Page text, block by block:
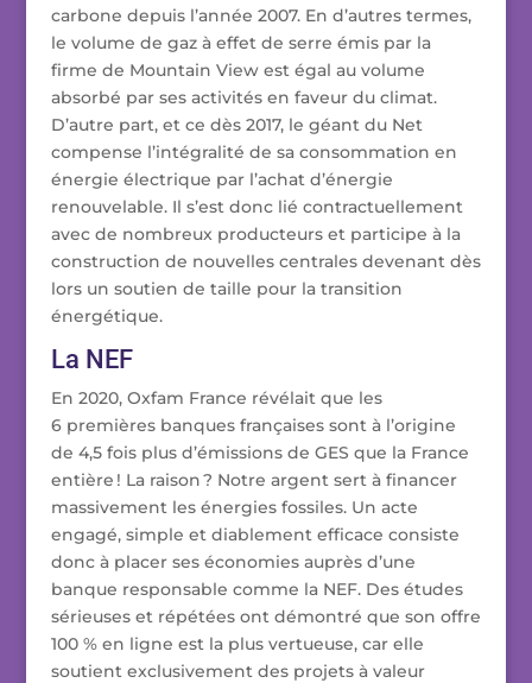
carbone depuis l’année 2007. En d’autres termes,
le volume de gaz à effet de serre émis par la
firme de Mountain View est égal au volume
absorbé par ses activités en faveur du climat.
D’autre part, et ce dès 2017, le géant du Net
compense l’intégralité de sa consommation en
énergie électrique par l’achat d’énergie
renouvelable. Il s’est donc lié contractuellement
avec de nombreux producteurs et participe à la
construction de nouvelles centrales devenant dès
lors un soutien de taille pour la transition
énergétique.
La NEF
En 2020, Oxfam France révélait que les
6 premières banques françaises sont à l’origine
de 4,5 fois plus d’émissions de GES que la France
entière ! La raison ? Notre argent sert à financer
massivement les énergies fossiles. Un acte
engagé, simple et diablement efficace consiste
donc à placer ses économies auprès d’une
banque responsable comme la NEF. Des études
sérieuses et répétées ont démontré que son offre
100 % en ligne est la plus vertueuse, car elle
soutient exclusivement des projets à valeur